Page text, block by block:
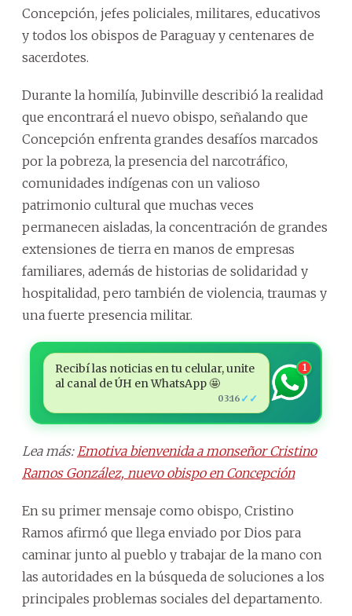
Concepción, jefes policiales, militares, educativos
y todos los obispos de Paraguay y centenares de
sacerdotes.
Durante la homilía, Jubinville describió la realidad
que encontrará el nuevo obispo, señalando que
Concepción enfrenta grandes desafíos marcados
por la pobreza, la presencia del narcotráfico,
comunidades indígenas con un valioso
patrimonio cultural que muchas veces
permanecen aisladas, la concentración de grandes
extensiones de tierra en manos de empresas
familiares, además de historias de solidaridad y
hospitalidad, pero también de violencia, traumas y
una fuerte presencia militar.
Recibí las noticias en tu celular, unite
al canal de ÚH en WhatsApp 🤩
03:16 ✓✓
1
Lea más: Emotiva bienvenida a monseñor Cristino
Ramos González, nuevo obispo en Concepción
En su primer mensaje como obispo, Cristino
Ramos afirmó que llega enviado por Dios para
caminar junto al pueblo y trabajar de la mano con
las autoridades en la búsqueda de soluciones a los
principales problemas sociales del departamento.